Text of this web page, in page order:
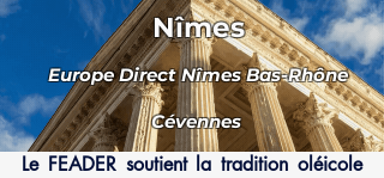
Nîmes
Europe Direct Nîmes Bas-Rhône
Cévennes
Bienvenue au Paradis de l’huile
d’olive
Le FEADER soutient la tradition oléicole